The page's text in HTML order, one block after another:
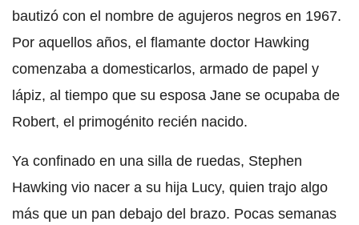
bautizó con el nombre de agujeros negros en 1967.
Por aquellos años, el flamante doctor Hawking
comenzaba a domesticarlos, armado de papel y
lápiz, al tiempo que su esposa Jane se ocupaba de
Robert, el primogénito recién nacido.
Ya confinado en una silla de ruedas, Stephen
Hawking vio nacer a su hija Lucy, quien trajo algo
más que un pan debajo del brazo. Pocas semanas